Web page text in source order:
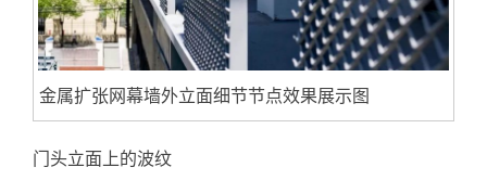
金属扩张网幕墙外立面细节节点效果展示图
门头立面上的波纹